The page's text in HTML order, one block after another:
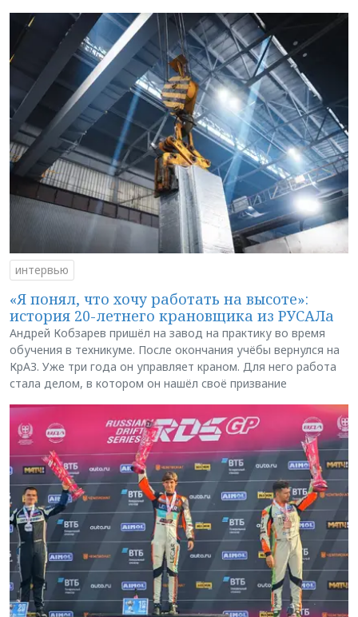
интервью
«Я понял, что хочу работать на высоте»:
история 20-летнего крановщика из РУСАЛа
Андрей Кобзарев пришёл на завод на практику во время
обучения в техникуме. После окончания учёбы вернулся на
КрАЗ. Уже три года он управляет краном. Для него работа
стала делом, в котором он нашёл своё призвание